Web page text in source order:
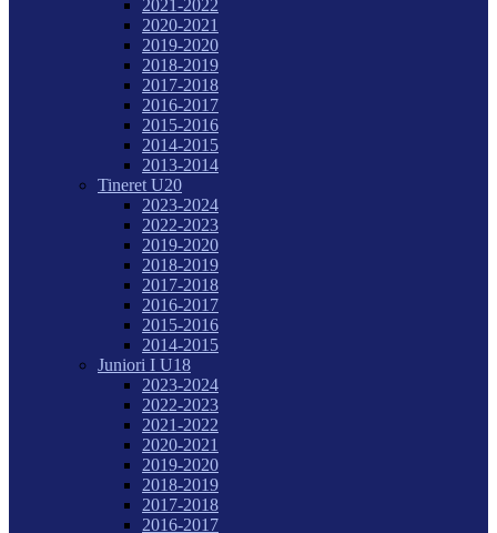
2021-2022
2020-2021
2019-2020
2018-2019
2017-2018
2016-2017
2015-2016
2014-2015
2013-2014
Tineret U20
2023-2024
2022-2023
2019-2020
2018-2019
2017-2018
2016-2017
2015-2016
2014-2015
Juniori I U18
2023-2024
2022-2023
2021-2022
2020-2021
2019-2020
2018-2019
2017-2018
2016-2017